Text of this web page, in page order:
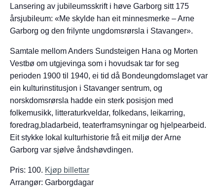
Lansering av jubileumsskrift i høve Garborg sitt 175
årsjubileum: «Me skylde han eit minnesmerke – Arne
Garborg og den frilynte ungdomsrørsla i Stavanger».
Samtale mellom Anders Sundsteigen Hana og Morten
Vestbø om utgjevinga som i hovudsak tar for seg
perioden 1900 til 1940, ei tid då Bondeungdomslaget var
ein kulturinstitusjon i Stavanger sentrum, og
norskdomsrørsla hadde ein sterk posisjon med
folkemusikk, litteraturkveldar, folkedans, leikarring,
foredrag,bladarbeid, teaterframsyningar og hjelpearbeid.
Eit stykke lokal kulturhistorie frå eit miljø der Arne
Garborg var sjølve åndshøvdingen.
Pris: 100. Kjøp billettar
Arrangør: Garborgdagar